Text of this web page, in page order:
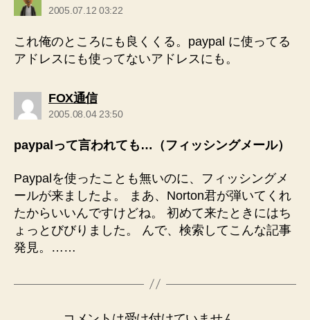
発
2005.07.12 03:22
これ俺のところにも良くくる。paypal に使ってる
アドレスにも使ってないアドレスにも。
FOX通信の
発
2005.08.04 23:50
paypalって言われても…（フィッシングメール）
Paypalを使ったことも無いのに、フィッシングメ
ールが来ましたよ。 まあ、Norton君が弾いてくれ
たからいいんですけどね。 初めて来たときにはち
ょっとびびりました。 んで、検索してこんな記事
発見。……